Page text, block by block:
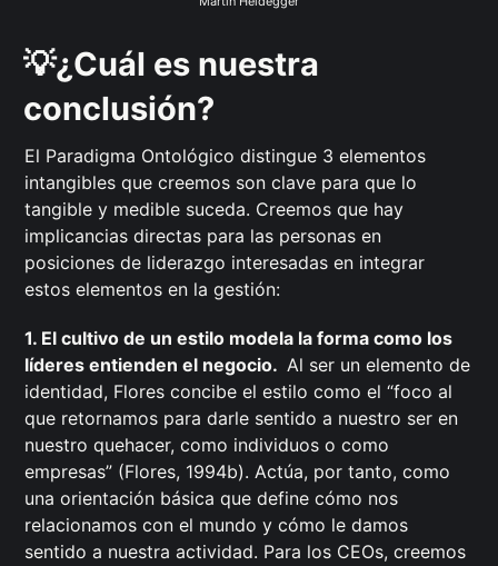
💡¿Cuál es nuestra
conclusión?
El Paradigma Ontológico distingue 3 elementos
intangibles que creemos son clave para que lo
tangible y medible suceda. Creemos que hay
implicancias directas para las personas en
posiciones de liderazgo interesadas en integrar
estos elementos en la gestión:
1. El cultivo de un estilo modela la forma como los
líderes entienden el negocio. Al ser un elemento de
identidad, Flores concibe el estilo como el “foco al
que retornamos para darle sentido a nuestro ser en
nuestro quehacer, como individuos o como
empresas” (Flores, 1994b). Actúa, por tanto, como
una orientación básica que define cómo nos
relacionamos con el mundo y cómo le damos
sentido a nuestra actividad. Para los CEOs, creemos